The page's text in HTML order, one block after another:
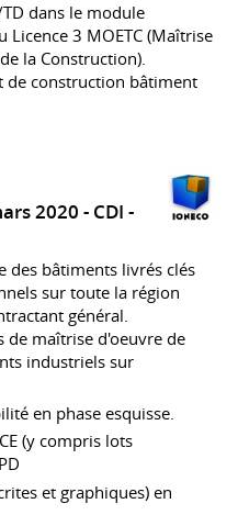
dans le module
Licence 3 MOETC (Maîtrise
la Construction).
de construction bâtiment
2020 CDI
des bâtiments livrés clés
sur toute la région
général.
de maîtrise d'oeuvre de
industriels sur
en phase esquisse.
(y compris lots
et graphiques) en